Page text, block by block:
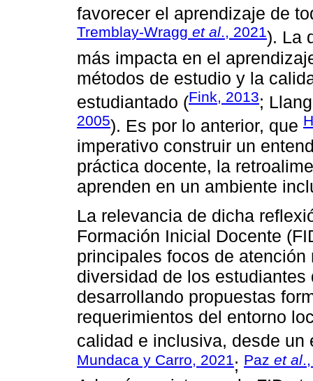
favorecer el aprendizaje de
Tremblay-Wragg et al., 2021). La
más impacta en el
métodos de estudio y la
estudiantado (Fink, 2013;
2005). Es por lo anterior, que
imperativo construir un
práctica docente, la
aprenden en un ambiente
La relevancia de dicha
Formación Inicial Docente
principales focos de
diversidad de los
desarrollando propuestas
requerimientos del entorno
calidad e inclusiva, desde un
Mundaca y Carro, 2021; Paz et al